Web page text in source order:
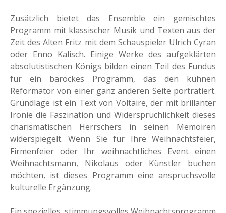
Zusätzlich bietet das Ensemble ein gemischtes
Programm mit klassischer Musik und Texten aus der
Zeit des Alten Fritz mit dem Schauspieler Ulrich Cyran
oder Enno Kalisch. Einige Werke des aufgeklärten
absolutistischen Königs bilden einen Teil des Fundus
für ein barockes Programm, das den kühnen
Reformator von einer ganz anderen Seite porträtiert.
Grundlage ist ein Text von Voltaire, der mit brillanter
Ironie die Faszination und Widersprüchlichkeit dieses
charismatischen Herrschers in seinen Memoiren
widerspiegelt. Wenn Sie für Ihre Weihnachtsfeier,
Firmenfeier oder Ihr weihnachtliches Event einen
Weihnachtsmann, Nikolaus oder Künstler buchen
möchten, ist dieses Programm eine anspruchsvolle
kulturelle Ergänzung.